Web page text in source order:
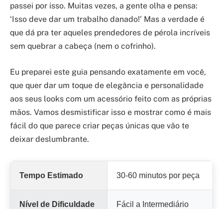
passei por isso. Muitas vezes, a gente olha e pensa:
‘Isso deve dar um trabalho danado!’ Mas a verdade é
que dá pra ter aqueles prendedores de pérola incríveis
sem quebrar a cabeça (nem o cofrinho).
Eu preparei este guia pensando exatamente em você,
que quer dar um toque de elegância e personalidade
aos seus looks com um acessório feito com as próprias
mãos. Vamos desmistificar isso e mostrar como é mais
fácil do que parece criar peças únicas que vão te
deixar deslumbrante.
Tempo Estimado 30-60 minutos por peça
Nível de Dificuldade Fácil a Intermediário